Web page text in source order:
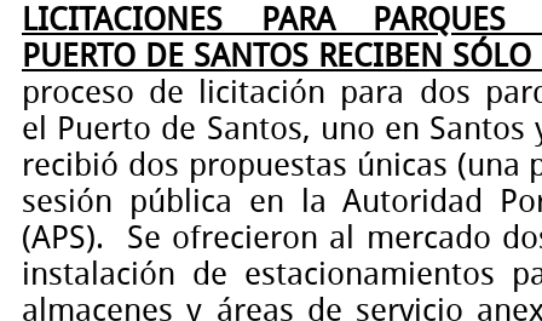
LICITACIONES PARA
PUERTO DE SANTOS RECIBEN
proceso de licitación para dos
el Puerto de Santos, uno en Santos
recibió dos propuestas únicas (una
sesión pública en laAutoridad
(APS).
Se ofrecieron al mercado
instalación de estacionamientos
almacenes y áreas de servicio